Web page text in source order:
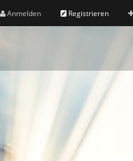
Anmelden Registrieren